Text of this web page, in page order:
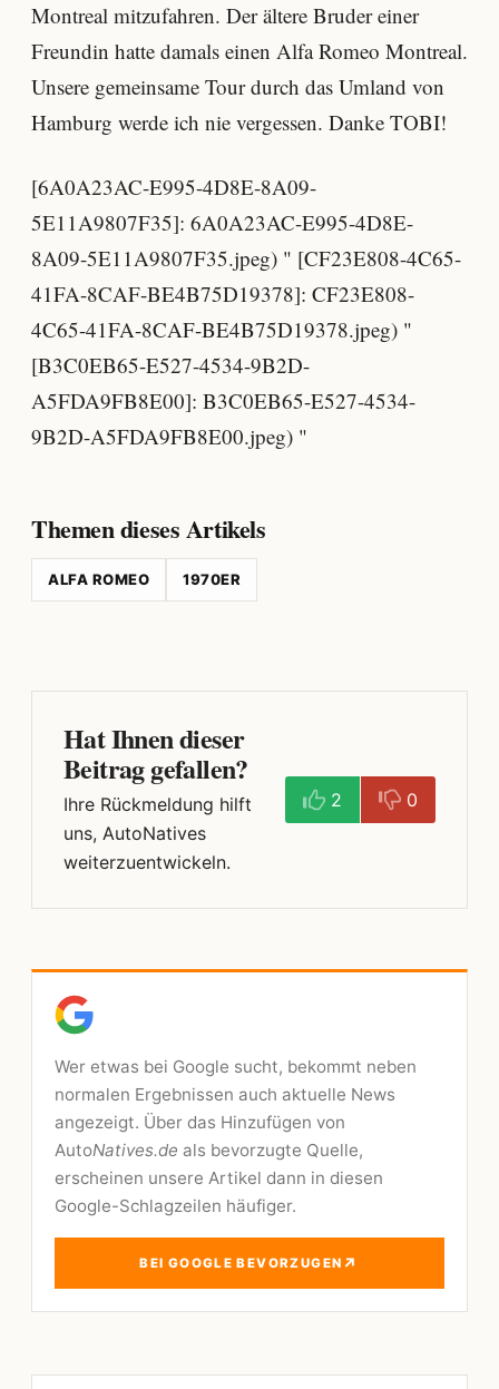
Montreal mitzufahren. Der ältere Bruder einer
Freundin hatte damals einen Alfa Romeo Montreal.
Unsere gemeinsame Tour durch das Umland von
Hamburg werde ich nie vergessen. Danke TOBI!
[6A0A23AC-E995-4D8E-8A09-
5E11A9807F35]: 6A0A23AC-E995-4D8E-
8A09-5E11A9807F35.jpeg) " [CF23E808-4C65-
41FA-8CAF-BE4B75D19378]: CF23E808-
4C65-41FA-8CAF-BE4B75D19378.jpeg) "
[B3C0EB65-E527-4534-9B2D-
A5FDA9FB8E00]: B3C0EB65-E527-4534-
9B2D-A5FDA9FB8E00.jpeg) "
Themen dieses Artikels
ALFA ROMEO 1970ER
Hat Ihnen dieser
Beitrag gefallen?
Ihre Rückmeldung hilft
uns, AutoNatives
weiterzuentwickeln.
2 0
Wer etwas bei Google sucht, bekommt neben
normalen Ergebnissen auch aktuelle News
angezeigt. Über das Hinzufügen von
AutoNatives.de als bevorzugte Quelle,
erscheinen unsere Artikel dann in diesen
Google-Schlagzeilen häufiger.
BEI GOOGLE BEVORZUGEN ↗